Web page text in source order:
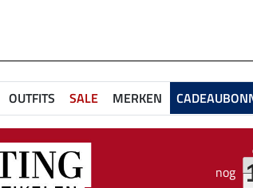
OUTFITS SALE MERKEN
nog